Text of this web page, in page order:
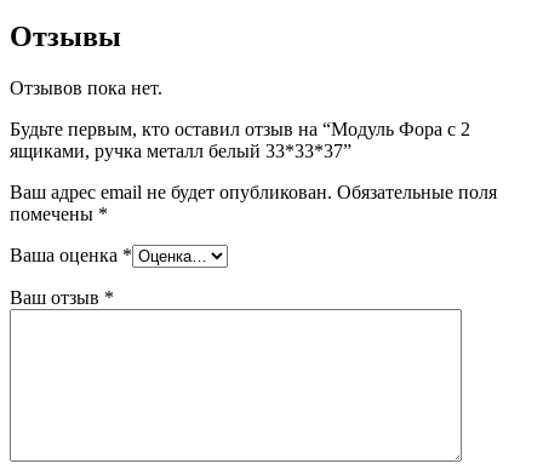
Отзывы
Отзывов пока нет.
Будьте первым, кто оставил отзыв на “Модуль Фора с 2
ящиками, ручка металл белый 33*33*37”
Ваш адрес email не будет опубликован. Обязательные поля
помечены *
Ваша оценка *
Ваш отзыв *